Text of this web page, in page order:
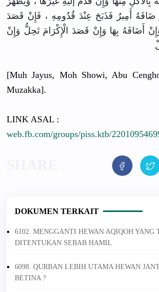
ضَافَهُ أَمِيرٌ فَذَبَحَ عِنْدَ قُدُومِهِ ، فَإِنْ قَصَدَ
أَضَافَهُ بِهَا وَإِنْ قَصَدَ الْإِكْرَامَ تَحِلُّ وَإِنْ
[Muh Jayus, Moh Showi, Abu
Muzakka].
LINK ASAL :
web.fb.com/groups/piss.ktb/
DOKUMEN TERKAIT
6102. MENGGANTI HEWAN AQIQOH YANG
DITENTUKAN SEBAB HAMIL
6098. QURBAN LEBIH UTAMA HEWAN
BETINA ?